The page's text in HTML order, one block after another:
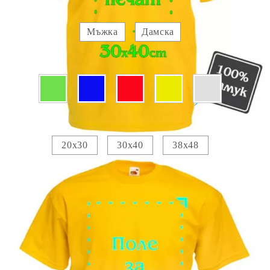
Мъжка Дамска
Печатно поле :
20х30 30х40 38х48
Прикачете изображение за отпечатване :
Изображение 1
Добавете текст за отпечатване: